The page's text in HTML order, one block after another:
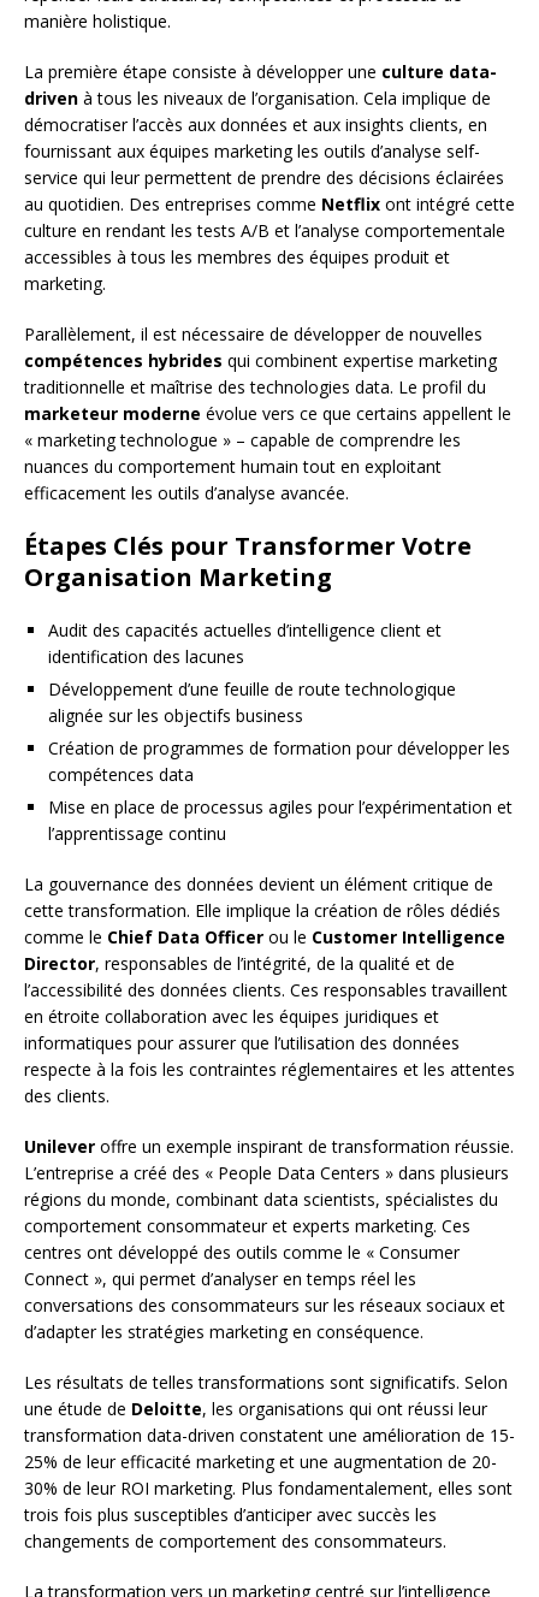
manière holistique.
La première étape consiste à développer une culture data-
driven à tous les niveaux de l’organisation. Cela implique de
démocratiser l’accès aux données et aux insights clients, en
fournissant aux équipes marketing les outils d’analyse self-
service qui leur permettent de prendre des décisions éclairées
au quotidien. Des entreprises comme Netflix ont intégré cette
culture en rendant les tests A/B et l’analyse comportementale
accessibles à tous les membres des équipes produit et
marketing.
Parallèlement, il est nécessaire de développer de nouvelles
compétences hybrides qui combinent expertise marketing
traditionnelle et maîtrise des technologies data. Le profil du
marketeur moderne évolue vers ce que certains appellent le
« marketing technologue » – capable de comprendre les
nuances du comportement humain tout en exploitant
efficacement les outils d’analyse avancée.
Étapes Clés pour Transformer Votre
Organisation Marketing
Audit des capacités actuelles d’intelligence client et
identification des lacunes
Développement d’une feuille de route technologique
alignée sur les objectifs business
Création de programmes de formation pour développer les
compétences data
Mise en place de processus agiles pour l’expérimentation et
l’apprentissage continu
La gouvernance des données devient un élément critique de
cette transformation. Elle implique la création de rôles dédiés
comme le Chief Data Officer ou le Customer Intelligence
Director, responsables de l’intégrité, de la qualité et de
l’accessibilité des données clients. Ces responsables travaillent
en étroite collaboration avec les équipes juridiques et
informatiques pour assurer que l’utilisation des données
respecte à la fois les contraintes réglementaires et les attentes
des clients.
Unilever offre un exemple inspirant de transformation réussie.
L’entreprise a créé des « People Data Centers » dans plusieurs
régions du monde, combinant data scientists, spécialistes du
comportement consommateur et experts marketing. Ces
centres ont développé des outils comme le « Consumer
Connect », qui permet d’analyser en temps réel les
conversations des consommateurs sur les réseaux sociaux et
d’adapter les stratégies marketing en conséquence.
Les résultats de telles transformations sont significatifs. Selon
une étude de Deloitte, les organisations qui ont réussi leur
transformation data-driven constatent une amélioration de 15-
25% de leur efficacité marketing et une augmentation de 20-
30% de leur ROI marketing. Plus fondamentalement, elles sont
trois fois plus susceptibles d’anticiper avec succès les
changements de comportement des consommateurs.
La transformation vers un marketing centré sur l’intelligence